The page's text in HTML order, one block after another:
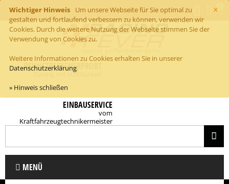
×
Wichtiger Hinweis
Um unsere Webseite für Sie optimal zu
gestalten und fortlaufend verbessern zu können, verwenden wir
Cookies. Durch die weitere Nutzung der Webseite stimmen Sie der
Verwendung von Cookies zu.
Weitere Informationen zu Cookies erhalten Sie in unserer
Datenschutzerklärung.
» Hinweis schließen
RENNSTRECKENERPROBT
Tuning mit Haltbarkeit
EINBAUSERVICE
vom
Kraftfahrzeugtechnikermeister
MENÜ